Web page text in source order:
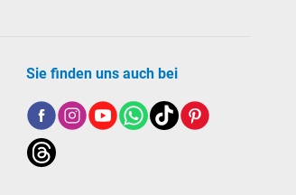
Sie finden uns auch bei